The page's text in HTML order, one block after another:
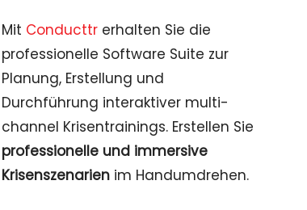
Mit Conducttrerhalten Sie die
professionelle Software Suite zur
Planung, Erstellung und
Durchführung interaktiver multi-
channel Krisentrainings. Erstellen Sie
professionelle und immersive
Krisenszenarienim Handumdrehen.